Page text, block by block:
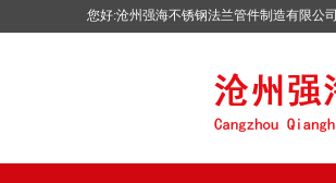
您好:沧州强海不锈钢法兰管件制造有限公司